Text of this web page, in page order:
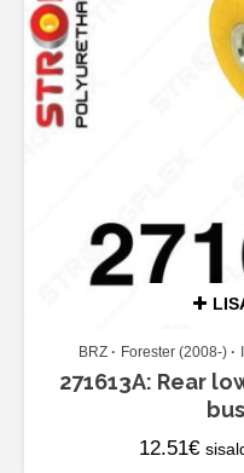
BRZ Forester (2008-)
271613A: Rear
12.51€